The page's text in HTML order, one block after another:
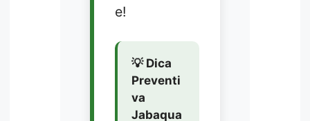
e!
💡 Dica
Preventi
va
Jabaqua